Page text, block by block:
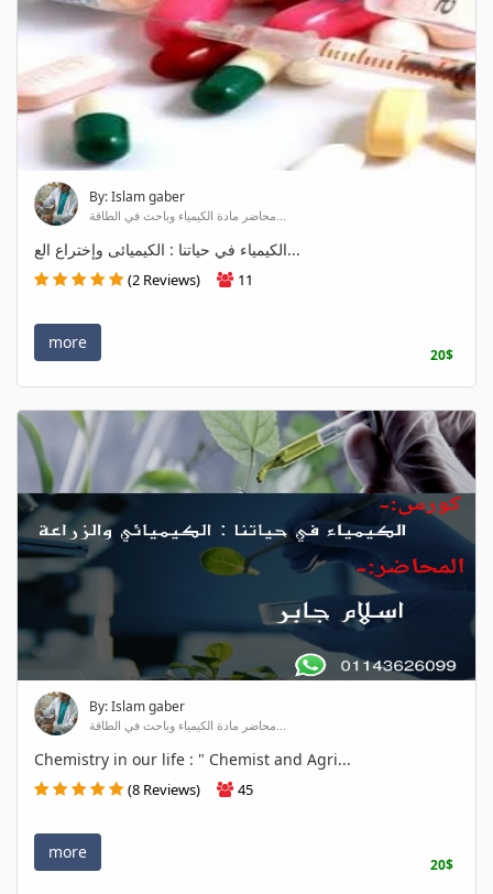
By: Islam gaber
محاضر مادة الكيمياء وباحث في الطاقة...
الكيمياء في حياتنا : الكيميائى وإختراع الع...
(2 Reviews) 11
more
20$
By: Islam gaber
محاضر مادة الكيمياء وباحث في الطاقة...
Chemistry in our life : " Chemist and Agri...
(8 Reviews) 45
more
20$